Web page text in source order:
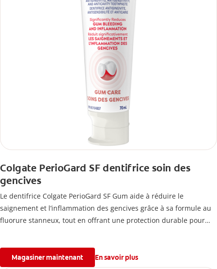
Colgate PerioGard SF dentifrice soin des
gencives
Le dentifrice Colgate PerioGard SF Gum aide à réduire le
saignement et l’inflammation des gencives grâce à sa formule au
fluorure stanneux, tout en offrant une protection durable pour
Magasiner maintenant En savoir plus